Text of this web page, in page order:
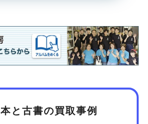
本と古書の買取事例